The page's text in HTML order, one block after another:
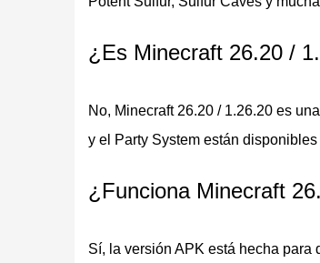
Nueva
Sulfur Cubes
Mob
¿Es Minecraft 26.20 /
No, Minecraft 26.20 / 1.26.20 es
y el Party System están
¿Funciona Minecraft
Sí, la versión APK está hecha para